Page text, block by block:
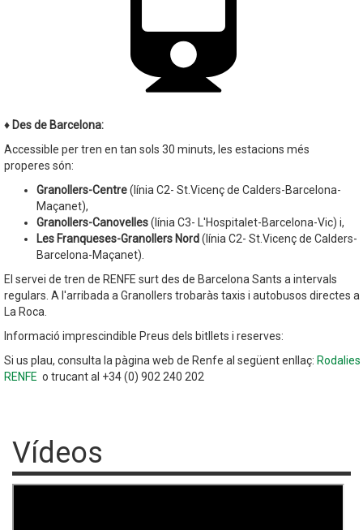
♦ Des de Barcelona:
Accessible per tren en tan sols 30 minuts, les estacions més
properes són:
Granollers-Centre(línia C2- St.Vicenç de Calders-Barcelona-
Maçanet),
Granollers-Canovelles(línia C3- L'Hospitalet-Barcelona-Vic) i,
Les Franqueses-Granollers Nord(línia C2- St.Vicenç de Calders-
Barcelona-Maçanet).
El servei de tren de RENFE surt des de Barcelona Sants a intervals
regulars. A l'arribada a Granollers trobaràs taxis i autobusos directes a
La Roca.
Informació imprescindible Preus dels bitllets i reserves:
Si us plau, consulta la pàgina web de Renfe al següent enllaç: Rodalies
RENFE o trucant al +34 (0) 902 240 202
Vídeos